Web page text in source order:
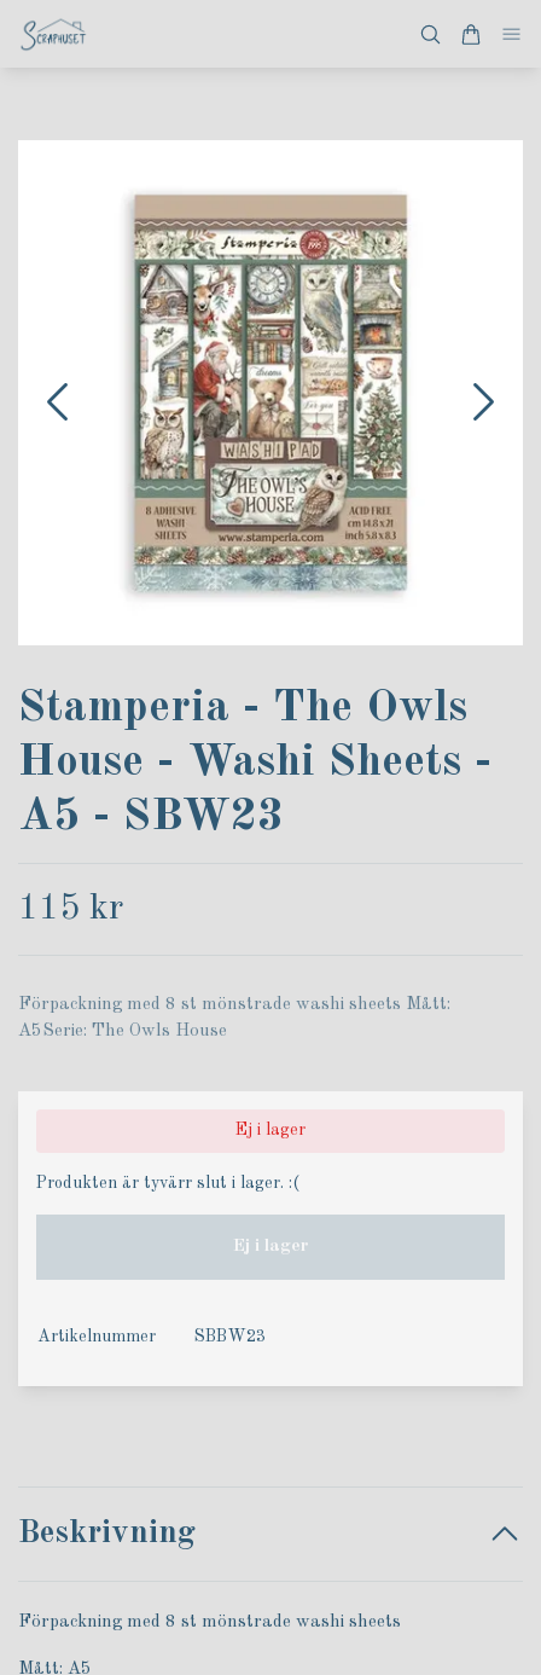
Stamperia - The Owls
House - Washi Sheets -
A5 - SBW23
115 kr
Förpackning med 8 st mönstrade washi sheets Mått:
A5Serie: The Owls House
Ej i lager
Produkten är tyvärr slut i lager. :(
Ej i lager
Artikelnummer SBBW23
Beskrivning
Förpackning med 8 st mönstrade washi sheets
Mått: A5